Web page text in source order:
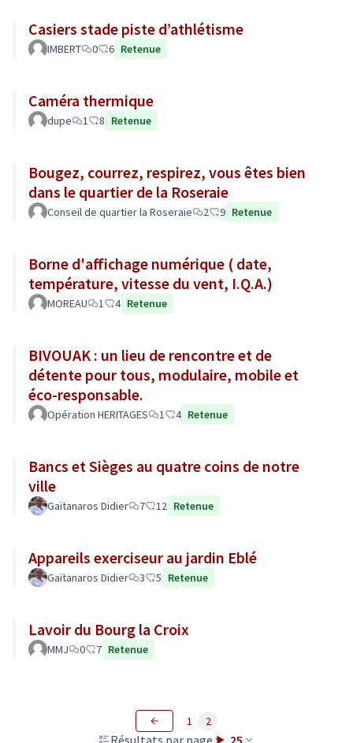
Casiers stade piste d’athlétisme
IMBERT 0 6 Retenue
Caméra thermique
dupe 1 8 Retenue
Bougez, courrez, respirez, vous êtes bien
dans le quartier de la Roseraie
Conseil de quartier la Roseraie 2 9 Retenue
Borne d'affichage numérique ( date,
température, vitesse du vent, I.Q.A.)
MOREAU 1 4 Retenue
BIVOUAK : un lieu de rencontre et de
détente pour tous, modulaire, mobile et
éco-responsable.
Opération HERITAGES 1 4 Retenue
Bancs et Sièges au quatre coins de notre
ville
Gaïtanaros Didier 7 12 Retenue
Appareils exerciseur au jardin Eblé
Gaïtanaros Didier 3 5 Retenue
Lavoir du Bourg la Croix
MMJ 0 7 Retenue
Résultats par page : 25
1 2